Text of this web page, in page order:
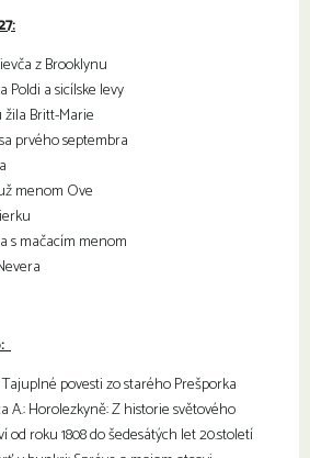
z Brooklynu
Poldi a sicílske levy
žila Britt-Marie
prvého septembra
menom Ove
s mačacím menom
Tajuplné povesti zo starého Prešporka
A.: Horolezkyně: Z historie světového
roku 1808 do šedesátých let 20.století